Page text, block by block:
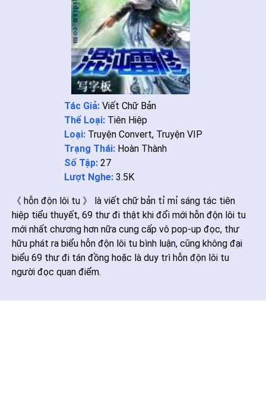
Tác Giả: Viết Chữ Bản
Thể Loại: Tiên Hiệp
Loại: Truyện Convert, Truyện VIP
Trạng Thái: Hoàn Thành
Số Tập: 27
Lượt Nghe: 3.5K
《 hỗn độn lôi tu 》 là viết chữ bản tỉ mỉ sáng tác tiên
hiệp tiểu thuyết, 69 thư đi thật khi đổi mới hỗn độn lôi tu
mới nhất chương hơn nữa cung cấp vô pop-up đọc, thư
hữu phát ra biểu hỗn độn lôi tu bình luận, cũng không đại
biểu 69 thư đi tán đồng hoặc là duy trì hỗn độn lôi tu
người đọc quan điểm.